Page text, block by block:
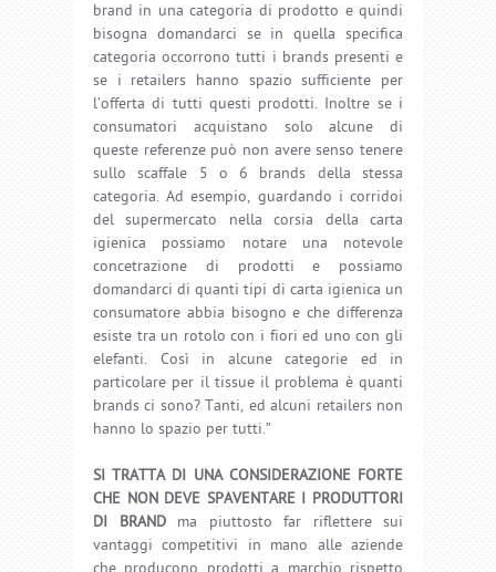
brand in una categoria di prodotto e quindi
bisogna domandarci se in quella specifica
categoria occorrono tutti i brands presenti e
se i retailers hanno spazio sufficiente per
l’offerta di tutti questi prodotti. Inoltre se i
consumatori acquistano solo alcune di
queste referenze può non avere senso tenere
sullo scaffale 5 o 6 brands della stessa
categoria. Ad esempio, guardando i corridoi
del supermercato nella corsia della carta
igienica possiamo notare una notevole
concetrazione di prodotti e possiamo
domandarci di quanti tipi di carta igienica un
consumatore abbia bisogno e che differenza
esiste tra un rotolo con i fiori ed uno con gli
elefanti. Così in alcune categorie ed in
particolare per il tissue il problema è quanti
brands ci sono? Tanti, ed alcuni retailers non
hanno lo spazio per tutti.”
SI TRATTA DI UNA CONSIDERAZIONE FORTE
CHE NON DEVE SPAVENTARE I PRODUTTORI
DI BRANDma piuttosto far riflettere sui
vantaggi competitivi in mano alle aziende